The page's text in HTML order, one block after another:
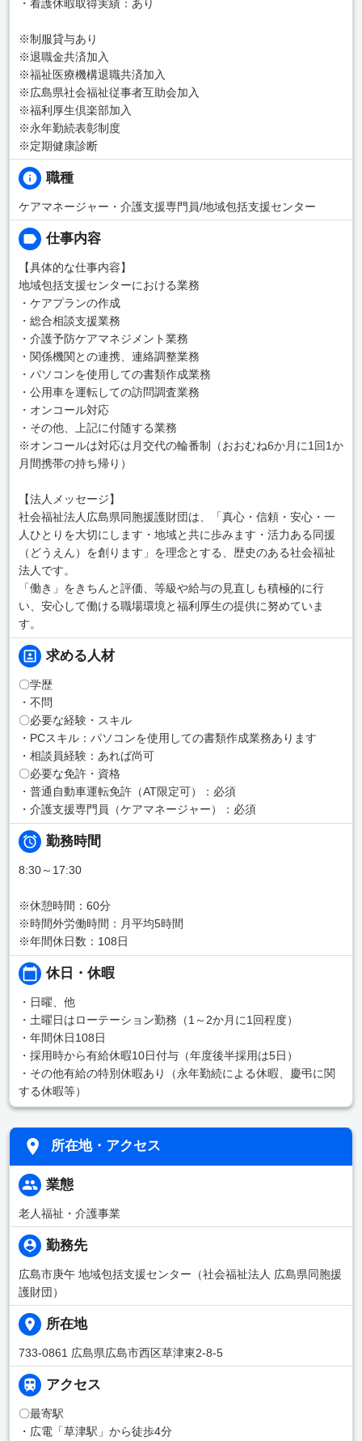
・看護休暇取得実績：あり
※制服貸与あり
※退職金共済加入
※福祉医療機構退職共済加入
※広島県社会福祉従事者互助会加入
※福利厚生倶楽部加入
※永年勤続表彰制度
※定期健康診断
職種
ケアマネージャー・介護支援専門員/地域包括支援センター
仕事内容
【具体的な仕事内容】
地域包括支援センターにおける業務
・ケアプランの作成
・総合相談支援業務
・介護予防ケアマネジメント業務
・関係機関との連携、連絡調整業務
・パソコンを使用しての書類作成業務
・公用車を運転しての訪問調査業務
・オンコール対応
・その他、上記に付随する業務
※オンコールは対応は月交代の輪番制（おおむね6か月に1回1か
月間携帯の持ち帰り）
【法人メッセージ】
社会福祉法人広島県同胞援護財団は、「真心・信頼・安心・一
人ひとりを大切にします・地域と共に歩みます・活力ある同援
（どうえん）を創ります」を理念とする、歴史のある社会福祉
法人です。
「働き」をきちんと評価、等級や給与の見直しも積極的に行
い、安心して働ける職場環境と福利厚生の提供に努めていま
す。
求める人材
〇学歴
・不問
〇必要な経験・スキル
・PCスキル：パソコンを使用しての書類作成業務あります
・相談員経験：あれば尚可
〇必要な免許・資格
・普通自動車運転免許（AT限定可）：必須
・介護支援専門員（ケアマネージャー）：必須
勤務時間
8:30～17:30
※休憩時間：60分
※時間外労働時間：月平均5時間
※年間休日数：108日
休日・休暇
・日曜、他
・土曜日はローテーション勤務（1～2か月に1回程度）
・年間休日108日
・採用時から有給休暇10日付与（年度後半採用は5日）
・その他有給の特別休暇あり（永年勤続による休暇、慶弔に関
する休暇等）
所在地・アクセス
業態
老人福祉・介護事業
勤務先
広島市庚午 地域包括支援センター（社会福祉法人 広島県同胞援
護財団）
所在地
733-0861 広島県広島市西区草津東2-8-5
アクセス
〇最寄駅
・広電「草津駅」から徒歩4分